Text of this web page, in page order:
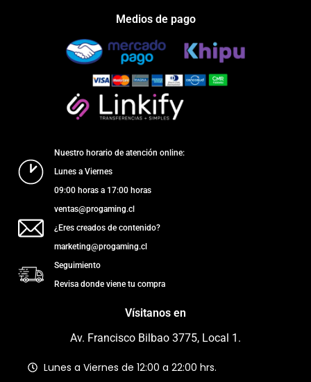
Medios de pago
Nuestro horario de atención online:
Lunes a Viernes
09:00 horas a 17:00 horas
ventas@progaming.cl
¿Eres creados de contenido?
marketing@progaming.cl
Seguimiento
Revisa donde viene tu compra
Vísitanos en
Av. Francisco Bilbao 3775, Local 1.
Lunes a Viernes de 12:00 a 22:00 hrs.